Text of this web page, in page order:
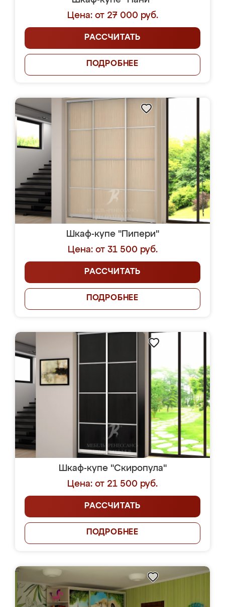
Цена: от 27 000 руб.
РАССЧИТАТЬ
ПОДРОБНЕЕ
Шкаф-купе "Пипери"
Цена: от 31 500 руб.
РАССЧИТАТЬ
ПОДРОБНЕЕ
Шкаф-купе "Скиропула"
Цена: от 21 500 руб.
РАССЧИТАТЬ
ПОДРОБНЕЕ